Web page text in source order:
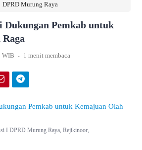
DPRD Murung Raya
Dukungan Pemkab untuk
WIB . 1 menit membaca
I DPRD Murung Raya, Rejikinoor,